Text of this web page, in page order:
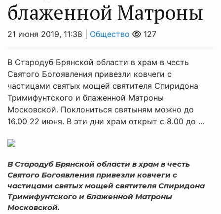
блаженной Матроны
21 июня 2019, 11:38 | Общество 127
В Стародуб Брянской области в храм в честь
Святого Богоявления привезли ковчеги с
частицами святых мощей святителя Спиридона
Тримифунтского и блаженной Матроны
Московской. Поклониться святыням можно до
16.00 22 июня. В эти дни храм открыт с 8.00 до ...
В Стародуб Брянской области в храм в честь
Святого Богоявления привезли ковчеги с
частицами святых мощей святителя Спиридона
Тримифунтского и блаженной Матроны
Московской.